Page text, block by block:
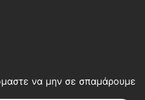
να μην σε σπαμάρουμε